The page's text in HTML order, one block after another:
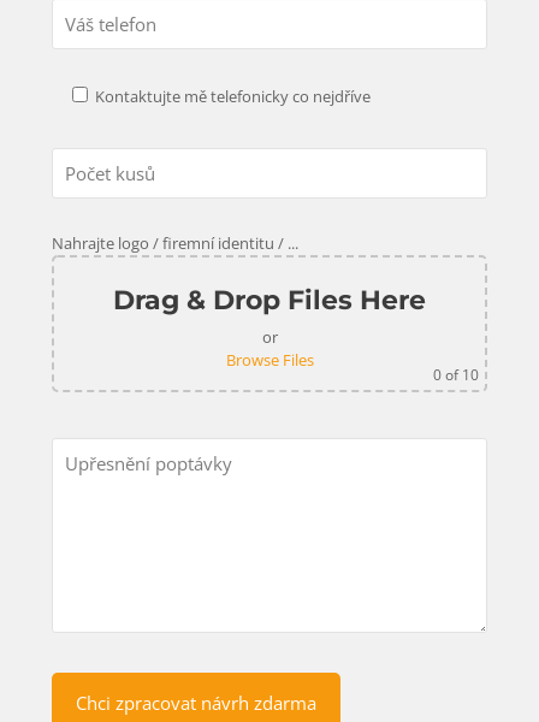
Kontaktujte mě telefonicky co nejdříve
Nahrajte logo / firemní identitu / ...
Drag & Drop Files Here
or
Browse Files
0of 10